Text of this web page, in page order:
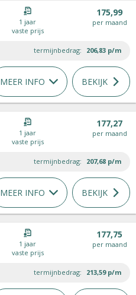
1 jaar
vaste prijs
175,99
per maand
termijnbedrag: 206,83 p/m
MEER INFO BEKIJK
1 jaar
vaste prijs
177,27
per maand
termijnbedrag: 207,68 p/m
MEER INFO BEKIJK
1 jaar
vaste prijs
177,75
per maand
termijnbedrag: 213,59 p/m